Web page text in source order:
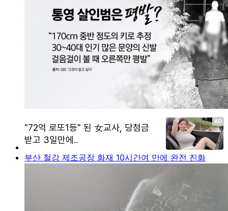
부산 철강 제조공장 화재 10시간여 만에 완전 진화